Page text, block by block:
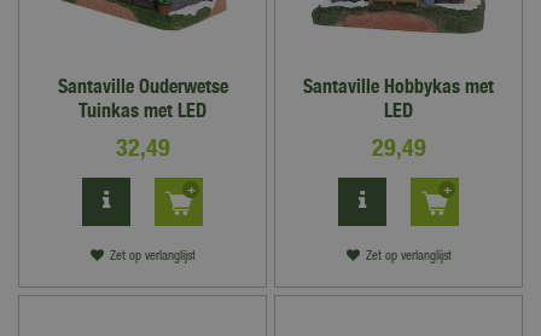
Santaville Ouderwetse
Tuinkas met LED
32,49
Zet op verlanglijst
Santaville Hobbykas met
LED
29,49
Zet op verlanglijst